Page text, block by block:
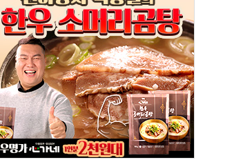
주↑ VS 트레이드데스크·웬디스↓
찾겠다"
화 전환점"
확대·속도전 총력"